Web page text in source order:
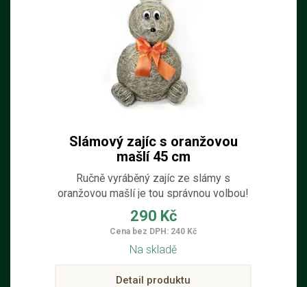
Slámový zajíc s oranžovou
mašlí 45 cm
Ručně vyráběný zajíc ze slámy s
oranžovou mašlí je tou správnou volbou!
Tento roztomilý a originální doplněk oživí
váš domov a přinese kouzlo Velikonoc.
Ideální na poličku, stůl, balkón nebo
terasu, zajíc skvěle zapadne do vnitřních
i zastřešených venkovních prostor.
290 Kč
Cena bez DPH: 240 Kč
Na skladě
Detail produktu